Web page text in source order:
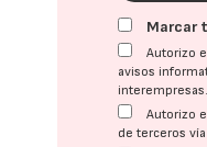
Marcar
Autorizo
avisos
Autorizo
de terceros